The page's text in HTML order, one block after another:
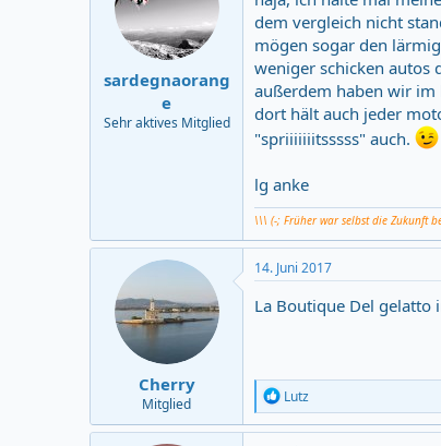
sardegnaorang
e
Sehr aktives Mitglied
dem vergleich nicht
mögen sogar den
weniger schicken autos
außerdem haben wir im
dort hält auch jeder
"spriiiiiiitsssss" auch.
lg anke
\\\ (-; Früher war selbst die Zukunft
Cherry
Mitglied
14. Juni 2017
La Boutique Del gelatto
R
e
a
Lutz